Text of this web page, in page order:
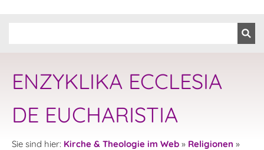
ENZYKLIKA ECCLESIA
DE EUCHARISTIA
Sie sind hier: Kirche & Theologie im Web » Religionen »